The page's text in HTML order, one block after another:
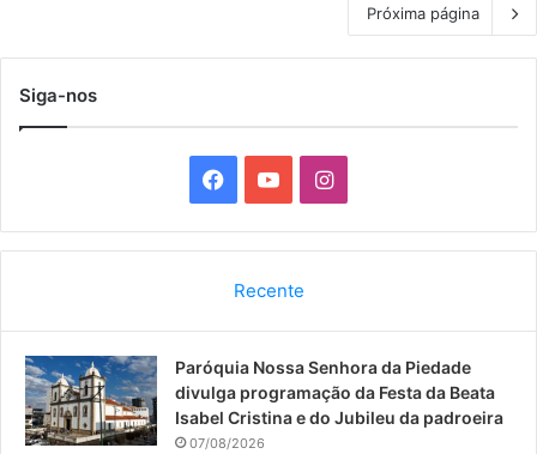
Próxima página
Siga-nos
a
b
o
o
u
b
I
n
a
g
Recente
Paróquia Nossa Senhora da Piedade
divulga programação da Festa da Beata
Isabel Cristina e do Jubileu da padroeira
07/08/2026